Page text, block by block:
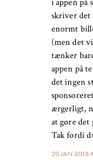
20 JAN 2016
i appen på
skriver det
enormt
(men det
tænker
appen på
det ingen
ærgerligt,
at gøre
Tak fordi